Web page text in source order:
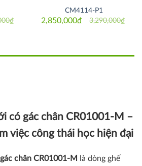
₫
CM4114-P1
3,290,000₫
Original
2,850,000₫
Current
có gác chân CR01001-M –
việc công thái học hiện đại
chân CR01001-M
là dòng ghế